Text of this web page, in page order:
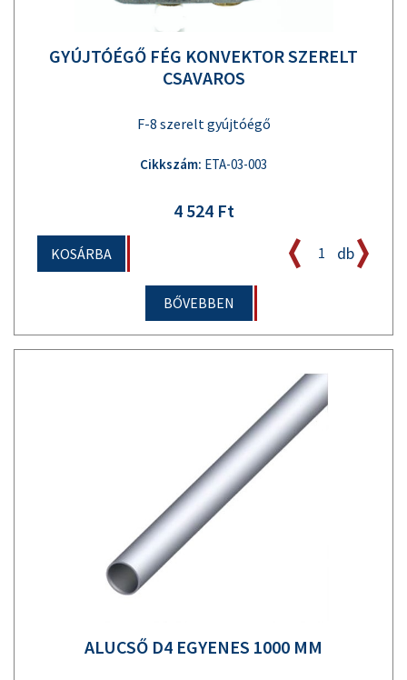
GYÚJTÓÉGŐ FÉG KONVEKTOR SZERELT
CSAVAROS
F-8 szerelt gyújtóégő
Cikkszám: ETA-03-003
4 524 Ft
KOSÁRBA db
BŐVEBBEN
ALUCSŐ D4 EGYENES 1000 MM